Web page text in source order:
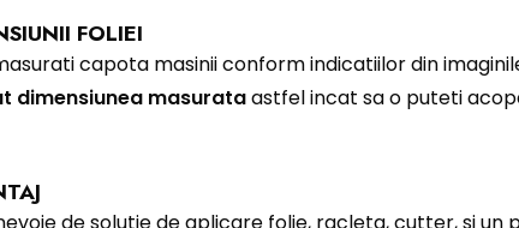
FOLIEI
capota masinii conform indicatiilor din
dimensiunea masurataastfel incat sa o puteti
de solutie de aplicare folie, racleta, cutter, si un